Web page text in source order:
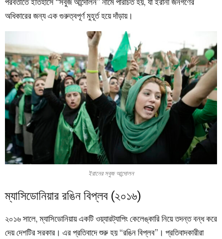
অধিকারের জন্য এক গুরুত্বপূর্ণ মুহূর্ত হয়ে দাঁড়ায়।
ইরানের সবুজ আন্দোলন
ম্যাসিডোনিয়ার রঙিন বিপ্লব (২০১৬)
২০১৬ সালে, ম্যাসিডোনিয়ায় একটি ওয়্যারট্যাপিং কেলেঙ্কারি নিয়ে তদন্ত বন্ধ করে
দেয় দেশটির সরকার। এর প্রতিবাদে শুরু হয় “রঙিন বিপ্লব”। প্রতিবাদকারীরা